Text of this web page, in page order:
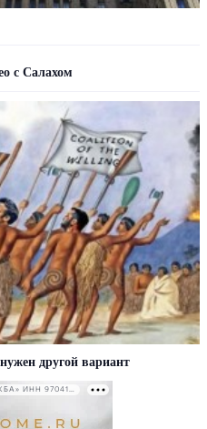
с Салахом
другой вариант
РЕКЛАМА • ООО «ДРУЖБА» ИНН 9704146411